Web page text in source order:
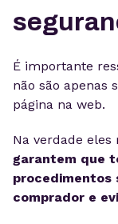
É importante
não são apenas
página na web.
Na verdade eles
garantem que
procedimentos
comprador e